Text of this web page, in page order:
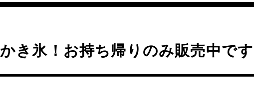
かき氷！お持ち帰りのみ販売中で